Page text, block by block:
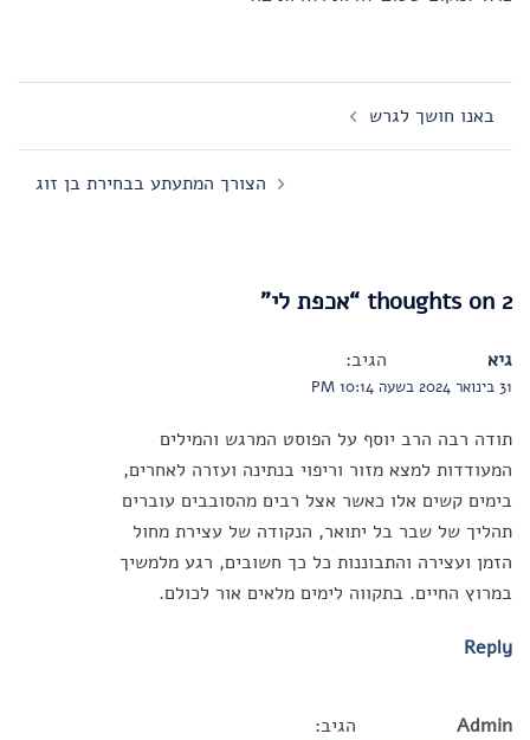
navigation
באנו חושך לגרש
הצורך המתעתע בבחירת בן זוג
2 thoughts on “ אכפת לי”
גיא הגיב:
31 בינואר 2024 בשעה 10:14 PM
תודה רבה הרב יוסף על הפוסט המרגש והמילים
המעודדות למצא מזור וריפוי בנתינה ועזרה לאחרים,
בימים קשים אלו כאשר אצל רבים מהסובבים עוברים
תהליך של שבר בל יתואר, הנקודה של עצירת מחול
הזמן ועצירה והתבוננות כל כך חשובים, רגע מלמשיך
במרוץ החיים. בתקווה לימים מלאים אור לכולם.
Reply
Admin הגיב: